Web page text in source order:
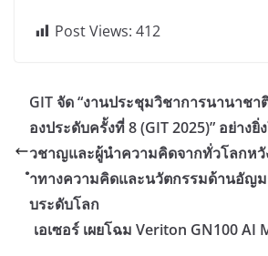
Post Views: 412
GIT จัด “งานประชุมวิชาการนานาช
องประดับครั้งที่ 8 (GIT 2025)” อย่าง
วชาญและผู้นำความคิดจากทั่วโลกหวั
ำทางความคิดและนวัตกรรมด้านอัญ
บระดับโลก
เอเซอร์ เผยโฉม Veriton GN100